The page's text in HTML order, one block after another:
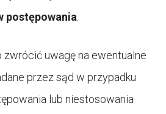
postępowania.
uwagę na ewentualne
przez sąd w przypadku
lub niestosowania